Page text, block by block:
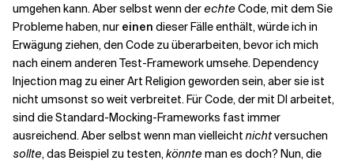
umgehen kann. Aber selbst wenn derechteCode, mit dem Sie
Probleme haben, nur einen dieser Fälle enthält, würde ich in
Erwägung ziehen, den Code zu überarbeiten, bevor ich mich
nach einem anderen Test-Framework umsehe. Dependency
Injection mag zu einer Art Religion geworden sein, aber sie ist
nicht umsonst so weit verbreitet. Für Code, der mit DI arbeitet,
sind die Standard-Mocking-Frameworks fast immer
ausreichend. Aber selbst wenn man vielleichtnichtversuchen
sollte, das Beispiel zu testen,könnteman es doch? Nun, die